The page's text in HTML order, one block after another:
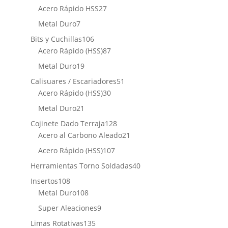
productos
Acero Rápido HSS2727
Metal Duro77
productos
Bits y Cuchillas106106
productos
Acero Rápido (HSS)8787
Metal Duro1919
productos
Calisuares / Escariadores51
Acero Rápido (HSS)3030
Metal Duro21
productos
Cojinete Dado Terraja128128
productos
Acero al Carbono Aleado21
Acero Rápido (HSS)107107
productos
Herramientas Torno Soldadas4040
Insertos108108
productos
Metal Duro108108
productos
Super Aleaciones99
Limas Rotativas135135